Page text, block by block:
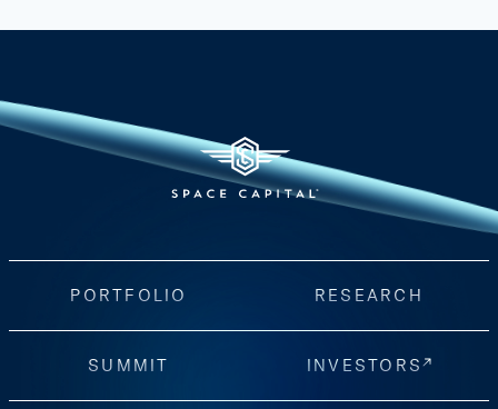
PORTFOLIO RESEARCH
SUMMIT INVESTORS